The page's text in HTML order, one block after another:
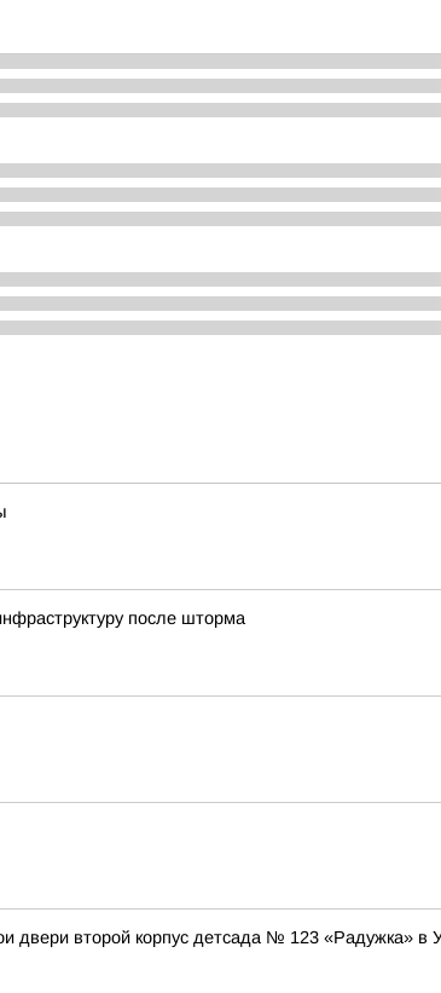
после шторма
двери второй корпус детсада № 123 «Радужка» в